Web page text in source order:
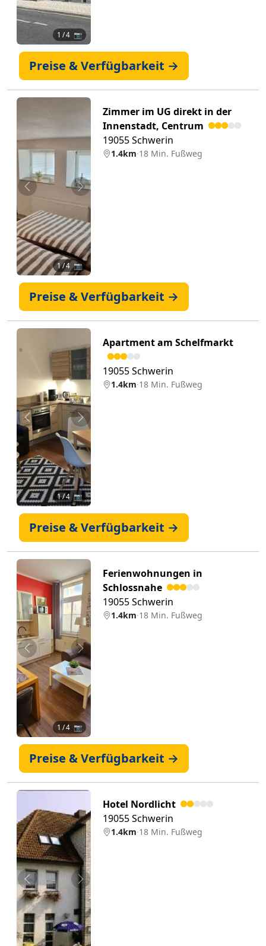
1 / 4 📷
Preise & Verfügbarkeit →
Zurück Weiter
1/ 4 📷
Zimmer im UG direkt in der
Innenstadt, Centrum
19055 Schwerin
1.4km·18 Min. Fußweg
Preise & Verfügbarkeit →
Zurück Weiter
1/ 4 📷
Apartment am Schelfmarkt
19055 Schwerin
1.4km·18 Min. Fußweg
Preise & Verfügbarkeit →
Zurück Weiter
1 / 4 📷
Ferienwohnungen in
Schlossnahe
19055 Schwerin
1.4km·18 Min. Fußweg
Preise & Verfügbarkeit →
Zurück Weiter
Hotel Nordlicht
19055 Schwerin
1.4km·18 Min. Fußweg